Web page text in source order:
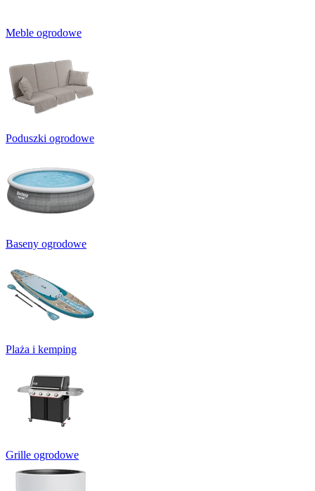
Meble ogrodowe
Poduszki ogrodowe
Baseny ogrodowe
Plaża i kemping
Grille ogrodowe